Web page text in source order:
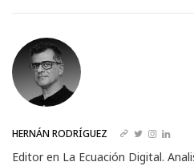
HERNÁN RODRÍGUEZ
Editor en La Ecuación Digital.